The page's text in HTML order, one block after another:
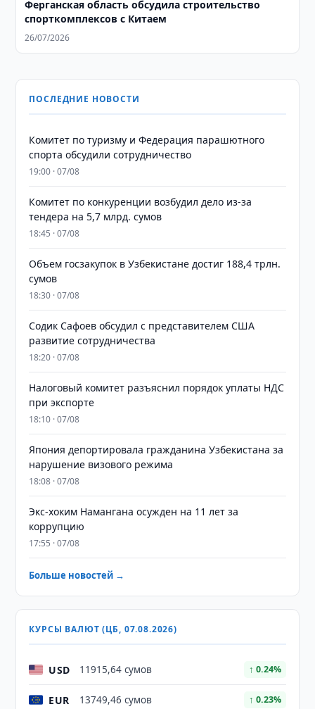
Ферганская область обсудила строительство
спорткомплексов с Китаем
26/07/2026
ПОСЛЕДНИЕ НОВОСТИ
Комитет по туризму и Федерация парашютного
спорта обсудили сотрудничество
19:00 · 07/08
Комитет по конкуренции возбудил дело из-за
тендера на 5,7 млрд. сумов
18:45 · 07/08
​​​​​​​Объем госзакупок в Узбекистане достиг 188,4 трлн.
сумов
18:30 · 07/08
Содик Сафоев обсудил с представителем США
развитие сотрудничества
18:20 · 07/08
Налоговый комитет разъяснил порядок уплаты НДС
при экспорте
18:10 · 07/08
Япония депортировала гражданина Узбекистана за
нарушение визового режима
18:08 · 07/08
​​​​​​​Экс-хоким Намангана осужден на 11 лет за
коррупцию
17:55 · 07/08
Больше новостей →
КУРСЫ ВАЛЮТ (ЦБ, 07.08.2026)
USD 11915,64 сумов ↑ 0.24%
EUR 13749,46 сумов ↑ 0.23%